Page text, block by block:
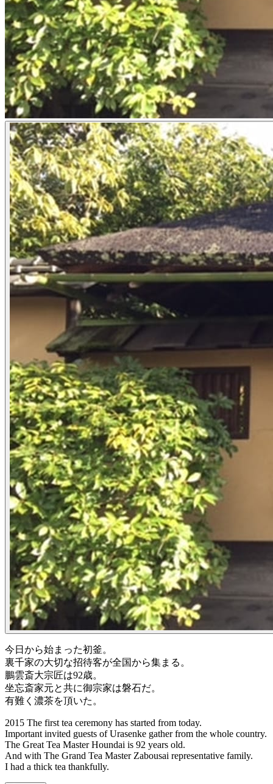
今日から始まった初釜。
裏千家の大切な招待客が全国から集まる。
鵬雲斎大宗匠は92歳。
坐忘斎家元と共に御宗家は磐石だ。
有難く濃茶を頂いた。
2015 The first tea ceremony has started from today.
Important invited guests of Urasenke gather from the whole country.
The Great Tea Master Houndai is 92 years old.
And with The Grand Tea Master Zabousai representative family.
I had a thick tea thankfully.